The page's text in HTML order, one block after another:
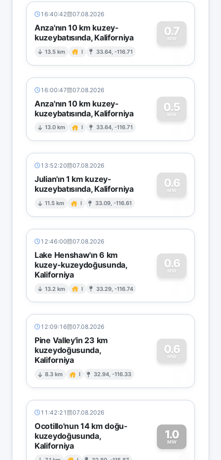
16:40:42 07.08.2026
Anza'nın 10 km kuzey-
kuzeybatısında, Kaliforniya
13.5 km I 33.64, -116.71
0.7
MW
0
16:00:47 07.08.2026
Anza'nın 10 km kuzey-
kuzeybatısında, Kaliforniya
13.0 km I 33.64, -116.71
0.5
MW
0
13:52:20 07.08.2026
Julian'ın 1 km kuzey-
kuzeybatısında, Kaliforniya
11.5 km I 33.09, -116.61
0.6
MW
0
12:46:00 07.08.2026
Lake Henshaw'ın 6 km
kuzey-kuzeydoğusunda,
Kaliforniya
13.2 km I 33.29, -116.74
0.6
MW
0
12:09:16 07.08.2026
Pine Valley'in 23 km
kuzeydoğusunda,
Kaliforniya
8.3 km I 32.94, -116.33
0.6
MW
0
11:42:21 07.08.2026
Ocotillo'nun 14 km doğu-
kuzeydoğusunda,
Kaliforniya
1.0
MW